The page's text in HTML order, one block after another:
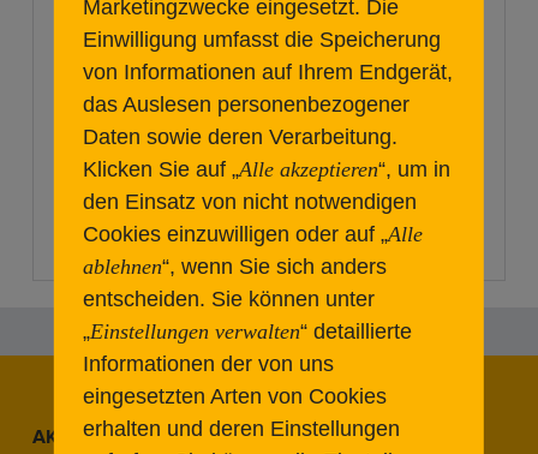
AKTUELLE BEITRÄGE
Marketingzwecke eingesetzt. Die
Einwilligung umfasst die Speicherung
von Informationen auf Ihrem Endgerät,
das Auslesen personenbezogener
Daten sowie deren Verarbeitung.
Klicken Sie auf „Alle akzeptieren“, um in
den Einsatz von nicht notwendigen
Cookies einzuwilligen oder auf „Alle
ablehnen“, wenn Sie sich anders
entscheiden. Sie können unter
„Einstellungen verwalten“ detaillierte
Informationen der von uns
eingesetzten Arten von Cookies
erhalten und deren Einstellungen